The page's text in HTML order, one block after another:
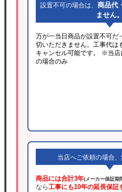
設置不可の場合は、 商品代
ません。
万が一当日商品が設置不可だ
切いただきません。工事代は
キャンセル可能です。
※当店
の場合のみ
当店へご依頼の場合、
商品には合計3年(メーカー保証
なら工事にも10年の延長保証